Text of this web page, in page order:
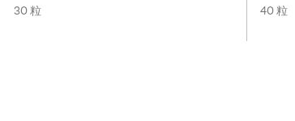
Size:
30 粒
Size:
40 粒